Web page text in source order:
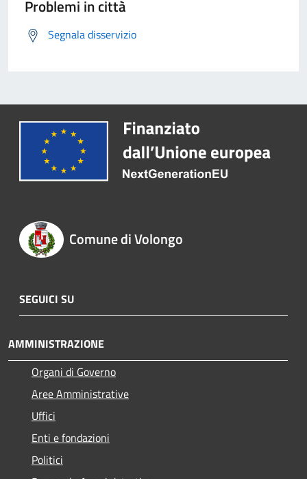
Problemi in città
Segnala disservizio
Comune di Volongo
SEGUICI SU
AMMINISTRAZIONE
Organi di Governo
Aree Amministrative
Uffici
Enti e fondazioni
Politici